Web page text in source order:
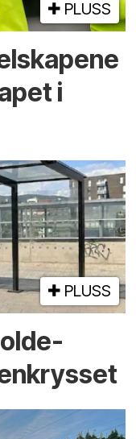
PLUSS
i
PLUSS